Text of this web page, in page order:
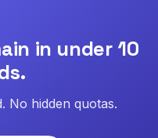
in under 10
No hidden quotas.